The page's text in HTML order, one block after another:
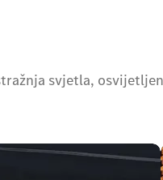
postavlja nova
svjetla,